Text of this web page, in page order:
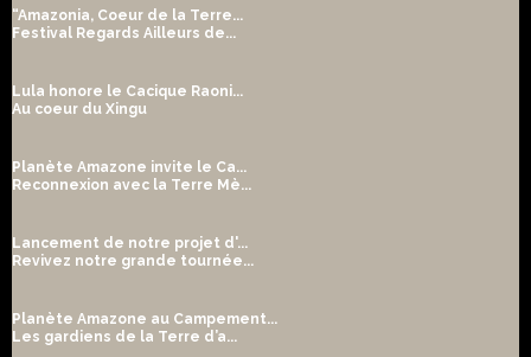
“Amazonia, Coeur de la Terre...
Festival Regards Ailleurs de...
Lula honore le Cacique Raoni...
Au coeur du Xingu
Planète Amazone invite le Ca...
Reconnexion avec la Terre Mè...
Lancement de notre projet d'...
Revivez notre grande tournée...
Planète Amazone au Campement...
Les gardiens de la Terre d’a...